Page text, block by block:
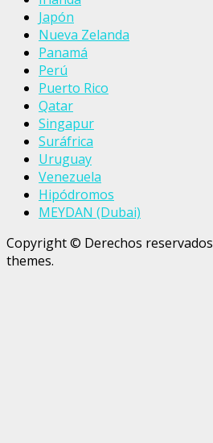
Japón
Nueva Zelanda
Panamá
Perú
Puerto Rico
Qatar
Singapur
Suráfrica
Uruguay
Venezuela
Hipódromos
MEYDAN (Dubai)
Copyright © Derechos reservados
themes.